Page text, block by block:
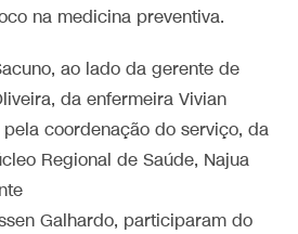
na medicina preventiva.
ao lado da gerente de
da enfermeira Vivian
pela coordenação do serviço, da
Regional de Saúde, Najua
Galhardo, participaram do